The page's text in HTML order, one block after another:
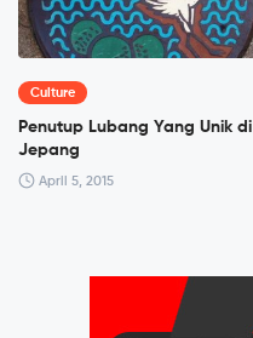
Culture
Penutup Lubang Yang Unik di
Jepang
April 5, 2015